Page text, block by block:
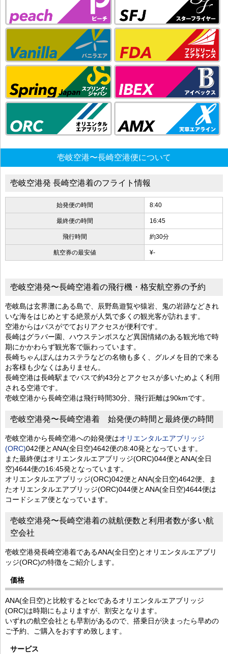
壱岐空港〜長崎空港便について
壱岐空港発 長崎空港着のフライト情報
始発便の時間 8:40
最終便の時間 16:45
飛行時間 約30分
航空券の最安値 ¥-
壱岐空港発〜長崎空港着の飛行機・格安航空券の予約
壱岐島は玄界灘にある島で、辰野島遊覧や猿岩、鬼の岩跡などきれ
いな海をはじめとする絶景が人気で多くの観光客が訪れます。
空港からはバスがでておりアクセスが便利です。
長崎はグラバー園、ハウステンボスなど異国情緒のある観光地で時
期にかかわらず観光客で賑わっています。
長崎ちゃんぽんはカステラなどの名物も多く、グルメを目的で来る
お客様も少なくはありません。
長崎空港は長崎駅までバスで約43分とアクセスが多いためよく利用
される空港です。
壱岐空港から長崎空港は飛行時間30分、飛行距離は90kmです。
壱岐空港発〜長崎空港着 始発便の時間と最終便の時間
壱岐空港から長崎空港への始発便はオリエンタルエアブリッジ
(ORC)042便とANA(全日空)4642便の8:40発となっています。
また最終便はオリエンタルエアブリッジ(ORC)044便とANA(全日
空)4644便の16:45発となっています。
オリエンタルエアブリッジ(ORC)042便とANA(全日空)4642便、ま
たオリエンタルエアブリッジ(ORC)044便とANA(全日空)4644便は
コードシェア便となっています。
壱岐空港発〜長崎空港着の就航便数と利用者数が多い航
空会社
壱岐空港発長崎空港着であるANA(全日空)とオリエンタルエアブリ
ッジ(ORC)の特徴をご紹介します。
価格
ANA(全日空)と比較するとlccであるオリエンタルエアブリッジ
(ORC)は時期にもよりますが、割安となります。
いずれの航空会社とも早割があるので、搭乗日が決まったら早めの
ご予約、ご購入をおすすめ致します。
サービス